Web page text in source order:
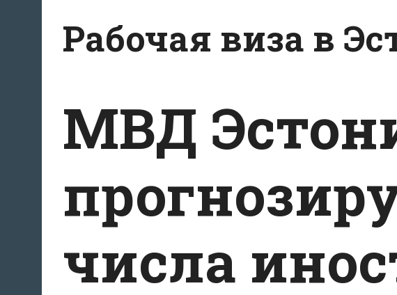
содержимому
Рабочая виза в
МВД
числа